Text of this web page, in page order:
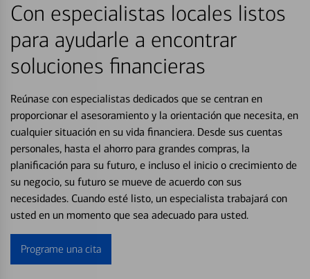
Con especialistas locales listos
para ayudarle a encontrar
soluciones financieras
Reúnase con especialistas dedicados que se centran en
proporcionar el asesoramiento y la orientación que necesita, en
cualquier situación en su vida financiera. Desde sus cuentas
personales, hasta el ahorro para grandes compras, la
planificación para su futuro, e incluso el inicio o crecimiento de
su negocio, su futuro se mueve de acuerdo con sus
necesidades. Cuando esté listo, un especialista trabajará con
usted en un momento que sea adecuado para usted.
Programe una cita